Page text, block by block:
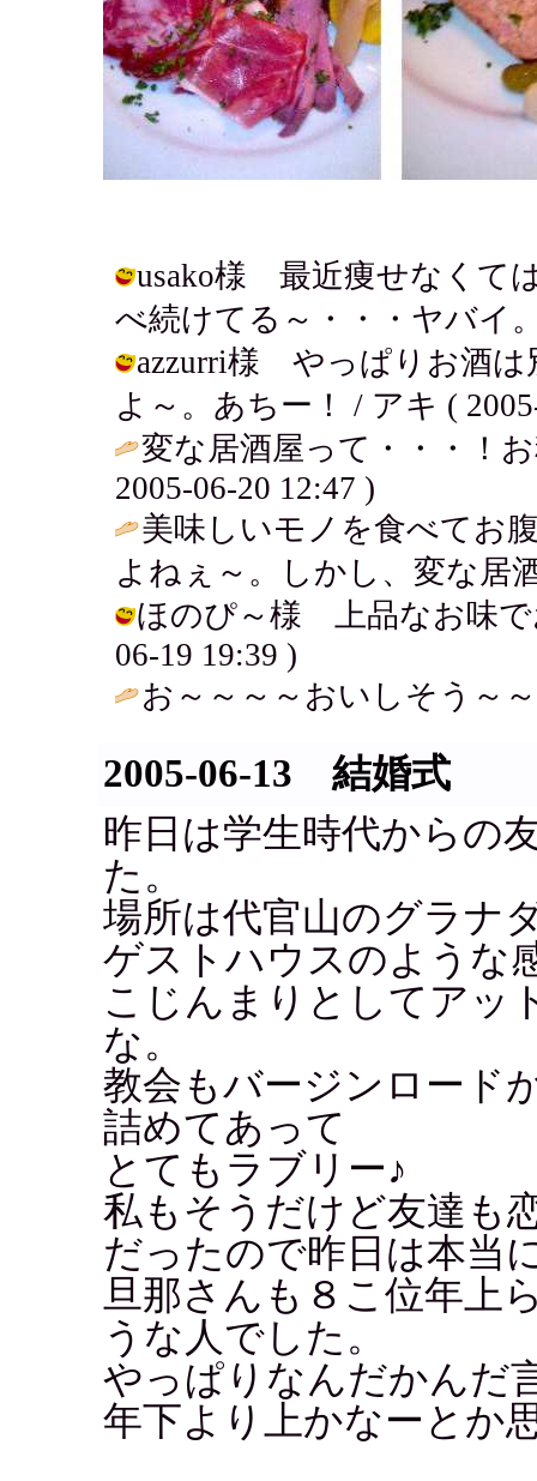
usako様 最近痩せなくて
べ続けてる～・・・ヤバイ
azzurri様 やっぱりお酒は
よ～。あちー！ / アキ (
変な居酒屋って・・・！
2005-06-20 12:47 )
美味しいモノを食べてお
よねぇ～。しかし、変な居
ほのぴ～様 上品なお味で
06-19 19:39 )
お～～～～おいしそう～
2005-06-13 結婚式
昨日は学生時代からの
た。
場所は代官山のグラナ
ゲストハウスのような
こじんまりとしてアッ
な。
教会もバージンロード
詰めてあって
とてもラブリー♪
私もそうだけど友達も
だったので昨日は本当
旦那さんも８こ位年上
うな人でした。
やっぱりなんだかんだ
年下より上かなーとか